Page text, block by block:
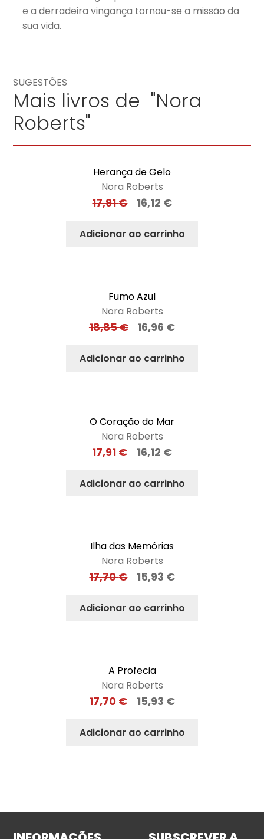
e a derradeira vingança tornou-se a missão da
sua vida.
SUGESTÕES
Mais livros de "Nora
Roberts"
Herança de Gelo
Nora Roberts
17,91€ 16,12 €
Adicionar ao carrinho
Fumo Azul
Nora Roberts
18,85€ 16,96 €
Adicionar ao carrinho
O Coração do Mar
Nora Roberts
17,91€ 16,12 €
Adicionar ao carrinho
Ilha das Memórias
Nora Roberts
17,70€ 15,93 €
Adicionar ao carrinho
A Profecia
Nora Roberts
17,70€ 15,93 €
Adicionar ao carrinho